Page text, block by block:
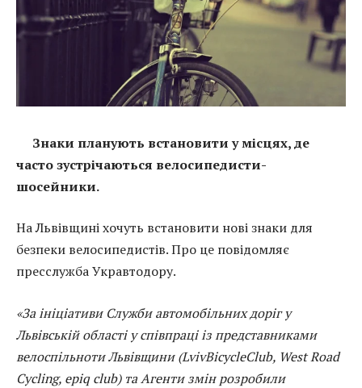
Знаки планують встановити у місцях, де
часто зустрічаються велосипедисти-
шосейники.
На Львівщині хочуть встановити нові знаки для
безпеки велосипедистів. Про це повідомляє
пресслужба Укравтодору.
«За ініціативи Служби автомобільних доріг у
Львівській області у співпраці із представниками
велоспільноти Львівщини (LvivBicycleClub, West Road
Cycling, epiq club) та Агенти змін розробили